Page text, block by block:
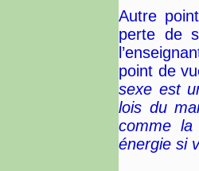
Autre
perte de
point de
sexe est
lois du
comme la
énergie si